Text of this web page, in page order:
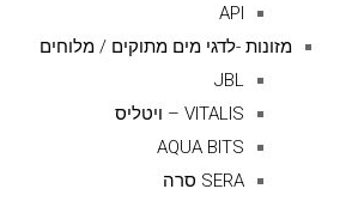
API
מזונות -לדגי מים מתוקים / מלוחים
JBL
VITALIS – ויטליס
AQUA BITS
SERA סרה